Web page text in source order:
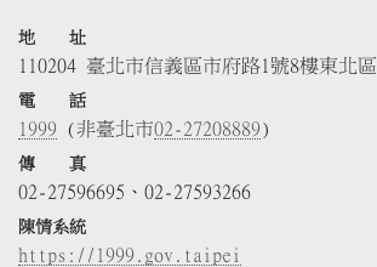
地 址
110204 臺北市信義區市府路1號8樓東北區
電 話
1999 (非臺北市02-27208889)
傳 真
02-27596695、02-27593266
陳情系統
https://1999.gov.taipei